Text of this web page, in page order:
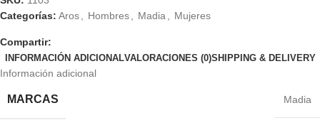
Categorías: Aros Hombres Madia Mujeres
Compartir:
INFORMACIÓN ADICIONALVALORACIONES (0)SHIPPING & DELIVERY
Información adicional
MARCAS Madia